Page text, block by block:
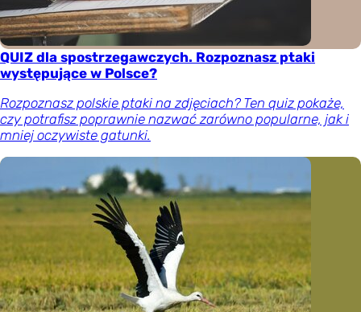
QUIZ dla spostrzegawczych. Rozpoznasz ptaki
występujące w Polsce?
Rozpoznasz polskie ptaki na zdjęciach? Ten quiz pokaże,
czy potrafisz poprawnie nazwać zarówno popularne, jak i
mniej oczywiste gatunki.